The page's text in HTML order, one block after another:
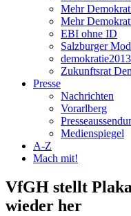
Mehr
Mehr
EBI ohne ID
Salzburger
Zukunftsrat
Presse
Nachrichten
Vorarlberg
Medienspiegel
A-Z
Mach mit!
VfGH stellt
wieder her